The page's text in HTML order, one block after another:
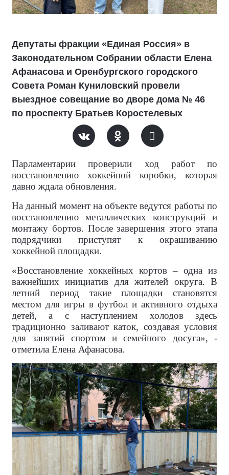
Депутаты фракции «Единая Россия» в
Законодательном Собрании области Елена
Афанасова и Оренбургского городского
Совета Роман Куниловский провели
выездное совещание во дворе дома № 46
по проспекту Братьев Коростелевых
Парламентарии проверили ход работ по
восстановлению хоккейной коробки, которая
давно ждала обновления.
На данный момент на объекте ведутся работы по
восстановлению металлических конструкций и
монтажу бортов. После завершения этого этапа
подрядчики приступят к окрашиванию
хоккейной площадки.
«Восстановление хоккейных кортов – одна из
важнейших инициатив для жителей округа. В
летний период такие площадки становятся
местом для игры в футбол и активного отдыха
детей, а с наступлением холодов здесь
традиционно заливают каток, создавая условия
для занятий спортом и семейного досуга», -
отметила Елена Афанасова.